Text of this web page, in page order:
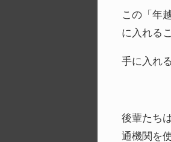
この「年
に入れる
手に入れ
後輩たち
通機関を